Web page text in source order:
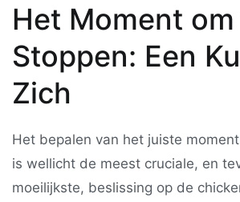
Het Moment
Stoppen: Een
Zich
Het bepalen van het juiste
is wellicht de meest cruciale, en
moeilijkste, beslissing op de